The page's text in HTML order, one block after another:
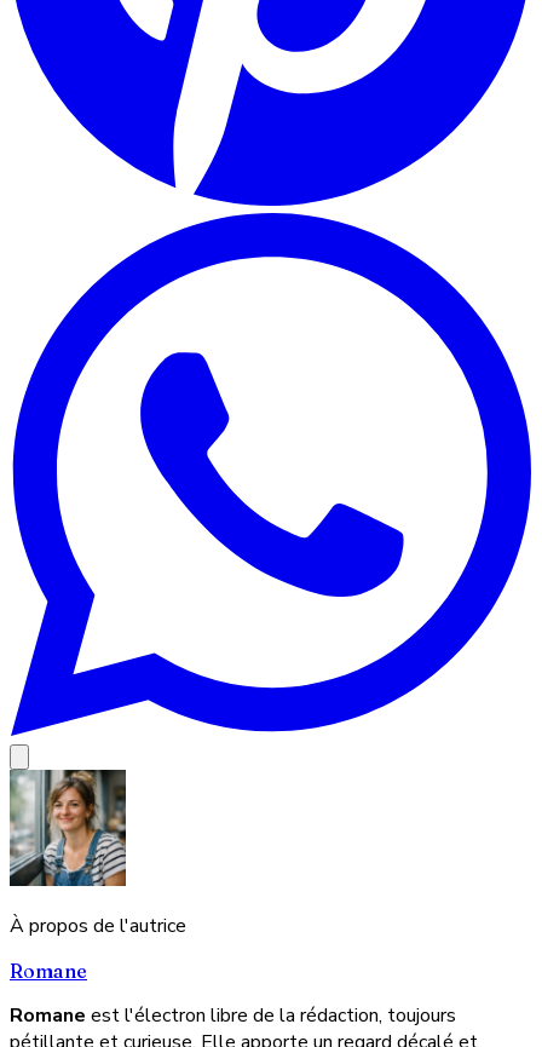
À propos de l'autrice
Romane
Romane est l'électron libre de la rédaction, toujours